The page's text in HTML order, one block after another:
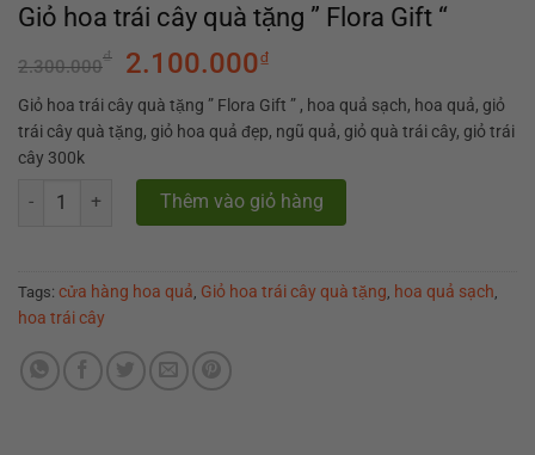
Giỏ hoa trái cây quà tặng ” Flora Gift “
2.300.000₫ 2.100.000₫
Giỏ hoa trái cây quà tặng ” Flora Gift ” , hoa quả sạch, hoa quả, giỏ
trái cây quà tặng, giỏ hoa quả đẹp, ngũ quả, giỏ quà trái cây, giỏ trái
cây 300k
Giỏ hoa trái cây quà tặng " Flora Gift " quantity
Thêm vào giỏ hàng
Tags: cửa hàng hoa quả Giỏ hoa trái cây quà tặng hoa quả sạch
hoa trái cây